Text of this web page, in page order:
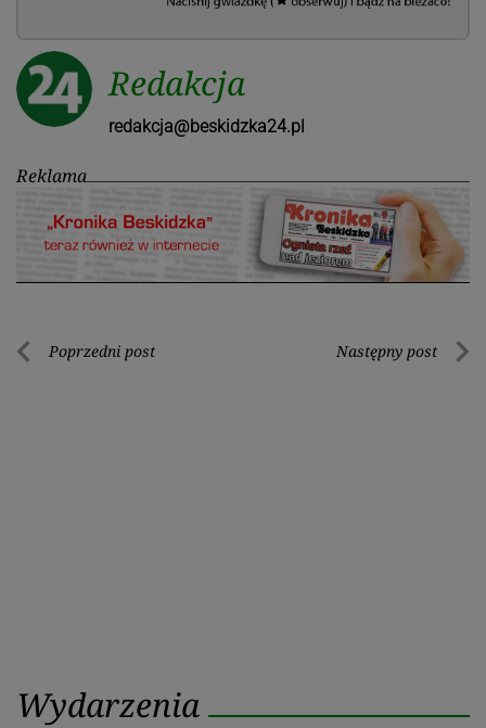
Redakcja
redakcja@beskidzka24.pl
Reklama
Nawigacja
Poprzedni post Następny post
Wydarzenia